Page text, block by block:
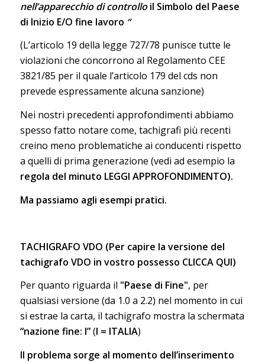
nell’apparecchio di controlloil Simbolo del Paese
di Inizio E/O fine lavoro “
(L’articolo 19 della legge 727/78 punisce tutte le
violazioni che concorrono al Regolamento CEE
3821/85 per il quale l’articolo 179 del cds non
prevede espressamente alcuna sanzione)
Nei nostri precedenti approfondimenti abbiamo
spesso fatto notare come, tachigrafi più recenti
creino meno problematiche ai conducenti rispetto
a quelli di prima generazione (vedi ad esempio la
regola del minuto LEGGI APPROFONDIMENTO).
Ma passiamo agli esempi pratici.
TACHIGRAFO VDO (Per capire la versione del
tachigrafo VDO in vostro possesso CLICCA QUI)
Per quanto riguarda il "Paese di Fine", per
qualsiasi versione (da 1.0 a 2.2) nel momento in cui
si estrae la carta, il tachigrafo mostra la schermata
“nazione fine: I”(I = ITALIA)
Il problema sorge al momento dell’inserimento